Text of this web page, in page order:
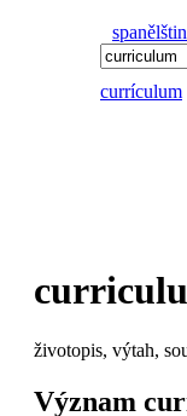
currículum
životopis, výtah,
Význam